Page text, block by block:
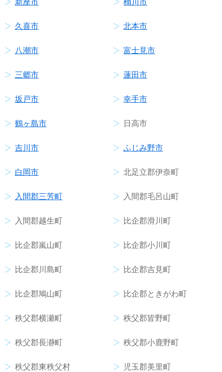
新座市 桶川市
久喜市 北本市
八潮市 富士見市
三郷市 蓮田市
坂戸市 幸手市
鶴ヶ島市 日高市
吉川市 ふじみ野市
白岡市 北足立郡伊奈町
入間郡三芳町 入間郡毛呂山町
入間郡越生町 比企郡滑川町
比企郡嵐山町 比企郡小川町
比企郡川島町 比企郡吉見町
比企郡鳩山町 比企郡ときがわ町
秩父郡横瀬町 秩父郡皆野町
秩父郡長瀞町 秩父郡小鹿野町
秩父郡東秩父村 児玉郡美里町